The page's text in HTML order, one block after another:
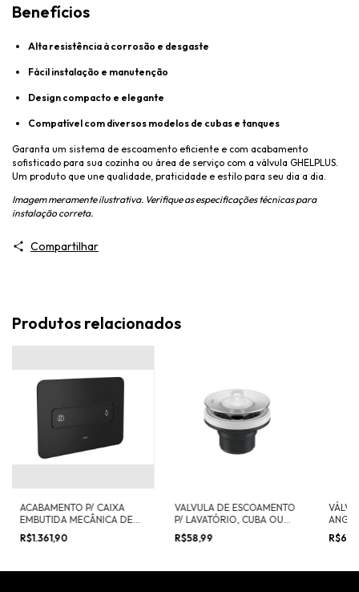
Benefícios
Alta resistência à corrosão e desgaste
Fácil instalação e manutenção
Design compacto e elegante
Compatível com diversos modelos de cubas e tanques
Garanta um sistema de escoamento eficiente e com acabamento
sofisticado para sua cozinha ou área de serviço com a válvula GHELPLUS.
Um produto que une qualidade, praticidade e estilo para seu dia a dia.
Imagem meramente ilustrativa. Verifique as especificações técnicas para
instalação correta.
Compartilhar
Produtos relacionados
ACABAMENTO P/ CAIXA
EMBUTIDA MECÂNICA DECA
YOU
R$1.361,90
VALVULA DE ESCOAMENTO
P/ LAVATÓRIO, CUBA OU
BIDE
R$58,99